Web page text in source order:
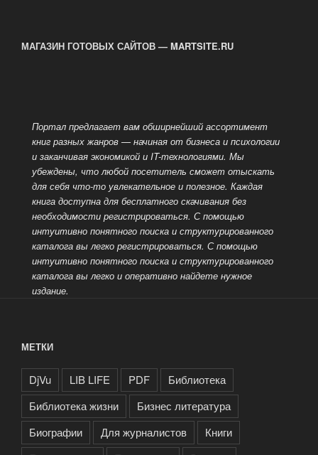
МАГАЗИН ГОТОВЫХ САЙТОВ — MARTSITE.RU
Портал предлагает вам обширнейший ассортимент
книг разных жанров — начиная от бизнеса и психологии
и заканчивая экономикой и IT-технологиями. Мы
убеждены, что любой посетитель сможет отыскать
для себя что-то увлекательное и полезное. Каждая
книга доступна для бесплатного скачивания без
необходимости регистрироваться. С помощью
интуитивно понятного поиска и структурированного
каталога вы легко регистрироваться. С помощью
интуитивно понятного поиска и структурированного
каталога вы легко и оперативно найдете нужное
издание.
МЕТКИ
DjVu LIB LIFE PDF
Библиотека
Библиотека жизни
Бизнес литература
Биографии
Для журналистов
Книги